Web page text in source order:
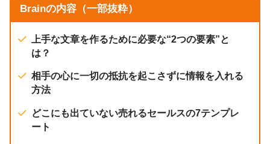
Brainの内容（一部抜粋）
上手な文章を作るために必要な“2つの要素”と
は？
相手の心に一切の抵抗を起こさずに情報を入れる
方法
どこにも出ていない売れるセールスの7テンプレ
ート